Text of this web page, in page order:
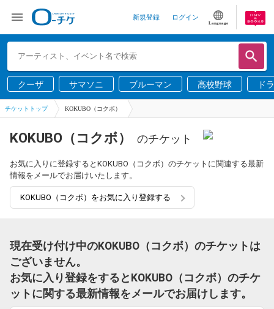
新規登録 ログイン
Language
クーザ サマソニ ブルーマン 高校野球 ド
チケットトップ KOKUBO（コクボ）
KOKUBO（コクボ） のチケット
お気に入りに登録するとKOKUBO（コクボ）のチケットに関連する最新
情報をメールでお届けいたします。
KOKUBO（コクボ）をお気に入り登録する
現在受け付け中のKOKUBO（コクボ）のチケットは
ございません。
お気に入り登録をするとKOKUBO（コクボ）のチケ
ットに関する最新情報をメールでお届けします。